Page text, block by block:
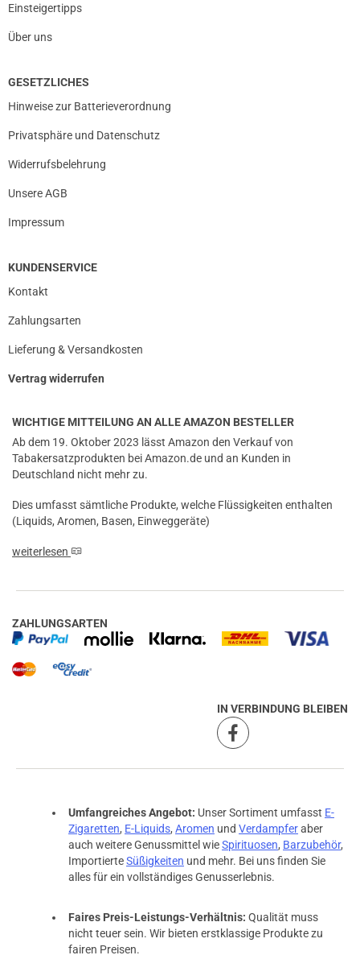
Einsteigertipps
Über uns
GESETZLICHES
Hinweise zur Batterieverordnung
Privatsphäre und Datenschutz
Widerrufsbelehrung
Unsere AGB
Impressum
KUNDENSERVICE
Kontakt
Zahlungsarten
Lieferung & Versandkosten
Vertrag widerrufen
WICHTIGE MITTEILUNG AN ALLE AMAZON BESTELLER
Ab dem 19. Oktober 2023 lässt Amazon den Verkauf von
Tabakersatzprodukten bei Amazon.de und an Kunden in
Deutschland nicht mehr zu.
Dies umfasst sämtliche Produkte, welche Flüssigkeiten enthalten
(Liquids, Aromen, Basen, Einweggeräte)
weiterlesen
ZAHLUNGSARTEN
IN VERBINDUNG BLEIBEN
Umfangreiches Angebot: Unser Sortiment umfasst E-
Zigaretten, E-Liquids, Aromen und Verdampferaber
auch weitere Genussmittel wieSpirituosen, Barzubehör,
ImportierteSüßigkeiten und mehr. Bei uns finden Sie
alles für ein vollständiges Genusserlebnis.
Faires Preis-Leistungs-Verhältnis: Qualität muss
nicht teuer sein. Wir bieten erstklassige Produkte zu
fairen Preisen.